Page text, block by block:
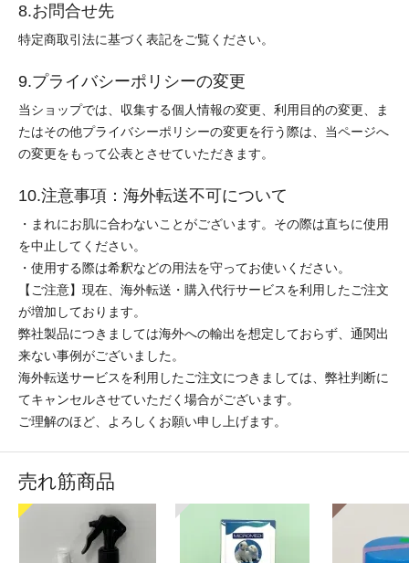
8.お問合せ先
特定商取引法に基づく表記をご覧ください。
9.プライバシーポリシーの変更
当ショップでは、収集する個人情報の変更、利用目的の変更、ま
たはその他プライバシーポリシーの変更を行う際は、当ページへ
の変更をもって公表とさせていただきます。
10.注意事項：海外転送不可について
・まれにお肌に合わないことがございます。その際は直ちに使用
を中止してください。
・使用する際は希釈などの用法を守ってお使いください。
【ご注意】現在、海外転送・購入代行サービスを利用したご注文
が増加しております。
弊社製品につきましては海外への輸出を想定しておらず、通関出
来ない事例がございました。
海外転送サービスを利用したご注文につきましては、弊社判断に
てキャンセルさせていただく場合がございます。
ご理解のほど、よろしくお願い申し上げます。
売れ筋商品